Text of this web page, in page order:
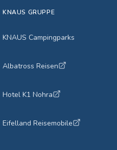
KNAUS GRUPPE
KNAUS Campingparks
Albatross Reisen
Hotel K1 Nohra
Eifelland Reisemobile